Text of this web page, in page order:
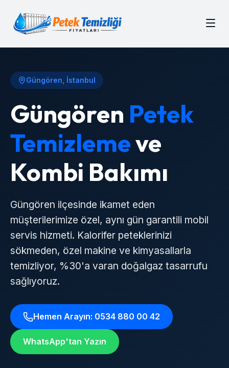
Güngören , İstanbul
Güngören Petek
Temizlemeve
Kombi Bakımı
Güngören ilçesinde ikamet eden
müşterilerimize özel, aynı gün garantili mobil
servis hizmeti. Kalorifer peteklerinizi
sökmeden, özel makine ve kimyasallarla
temizliyor, %30'a varan doğalgaz tasarrufu
sağlıyoruz.
Hemen Arayın: 0534 880 00 42
WhatsApp'tan Yazın